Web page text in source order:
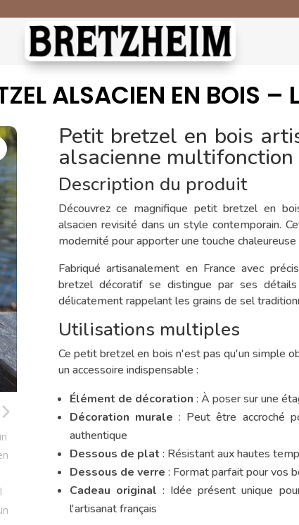
ALSACIEN EN BOIS –
Petit bretzel en bois
alsacienne multifonction
Description du produit
Découvrez ce magnifique petit bretzel en
alsacien revisité dans un style contemporain.
modernité pour apporter une touche
Fabriqué artisanalement en France avec
bretzel décoratif se distingue par ses
délicatement rappelant les grains de sel
Utilisations multiples
Ce petit bretzel en bois n'est pas qu'un simple
un accessoire indispensable :
Élément de décoration : À poser sur une
Décoration murale : Peut être accroché
authentique
Dessous de plat : Résistant aux hautes
Dessous de verre : Format parfait pour vos
Cadeau original : Idée présent unique
l'artisanat français